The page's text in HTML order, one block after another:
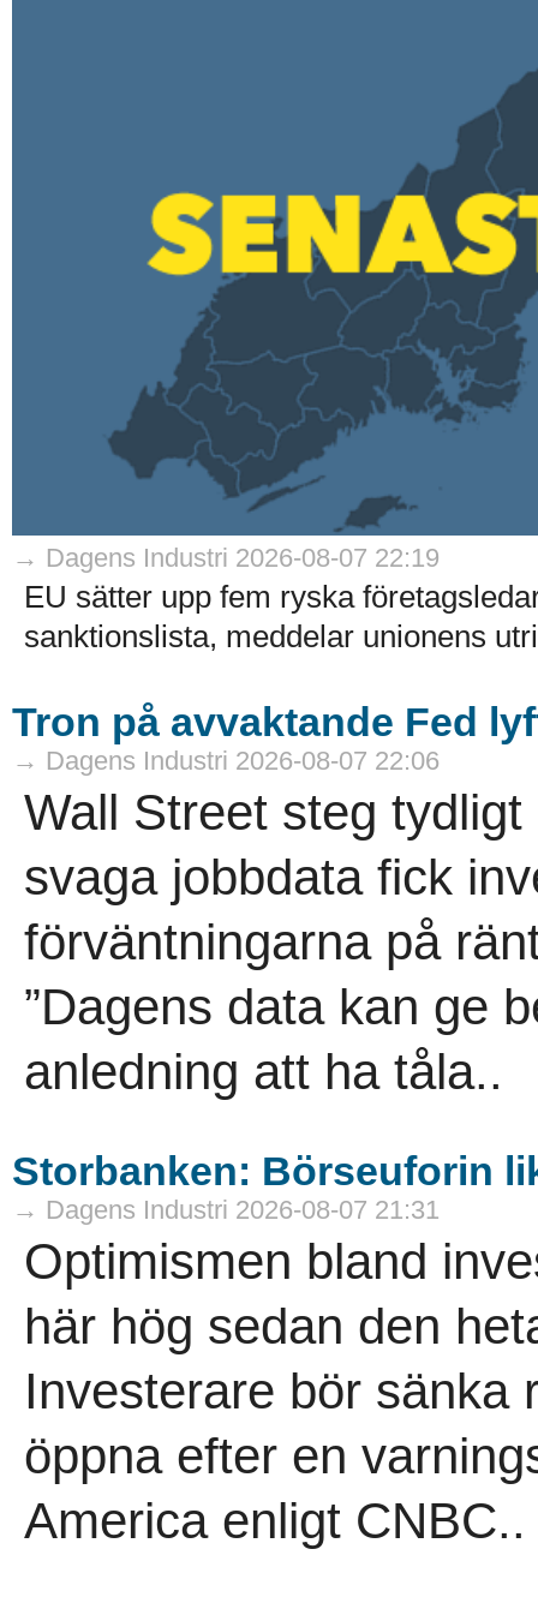
→ Dagens Industri 2026-08-07 22:19
EU sätter upp fem ryska
sanktionslista, meddelar unionens
Tron på avvaktande Fed
→ Dagens Industri 2026-08-07 22:06
Wall Street steg
svaga jobbdata fick
förväntningarna på
”Dagens data kan ge
anledning att ha tåla..
Storbanken: Börseuforin
→ Dagens Industri 2026-08-07 21:31
Optimismen bland
här hög sedan den
Investerare bör sänka
öppna efter en
America enligt CNBC..